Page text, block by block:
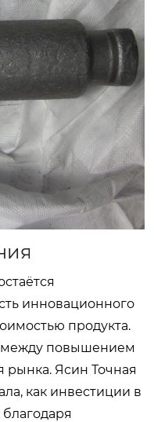
инновационного
продукта.
между повышением
рынка. Ясин Точная
как инвестиции в